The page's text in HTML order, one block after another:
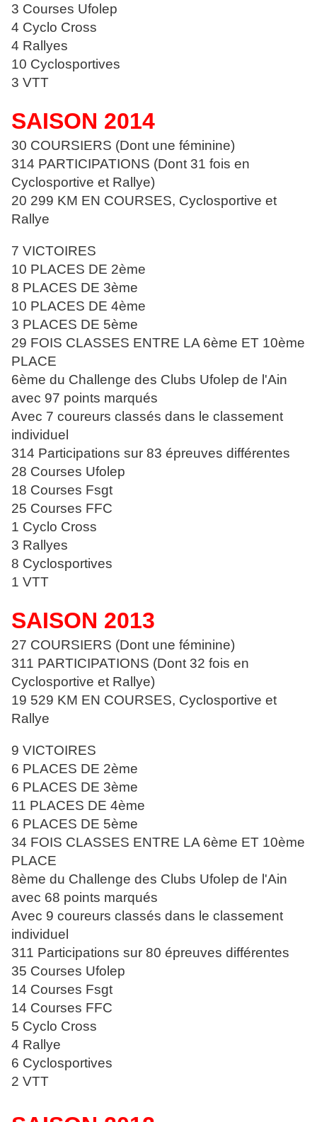
3 Courses Ufolep
4 Cyclo Cross
4 Rallyes
10 Cyclosportives
3 VTT
SAISON 2014
30 COURSIERS (Dont une féminine)
314 PARTICIPATIONS (Dont 31 fois en
Cyclosportive et Rallye)
20 299 KM EN COURSES, Cyclosportive et
Rallye
7 VICTOIRES
10 PLACES DE 2ème
8 PLACES DE 3ème
10 PLACES DE 4ème
3 PLACES DE 5ème
29 FOIS CLASSES ENTRE LA 6ème ET 10ème
PLACE
6ème du Challenge des Clubs Ufolep de l'Ain
avec 97 points marqués
Avec 7 coureurs classés dans le classement
individuel
314 Participations sur 83 épreuves différentes
28 Courses Ufolep
18 Courses Fsgt
25 Courses FFC
1 Cyclo Cross
3 Rallyes
8 Cyclosportives
1 VTT
SAISON 2013
27 COURSIERS (Dont une féminine)
311 PARTICIPATIONS (Dont 32 fois en
Cyclosportive et Rallye)
19 529 KM EN COURSES, Cyclosportive et
Rallye
9 VICTOIRES
6 PLACES DE 2ème
6 PLACES DE 3ème
11 PLACES DE 4ème
6 PLACES DE 5ème
34 FOIS CLASSES ENTRE LA 6ème ET 10ème
PLACE
8ème du Challenge des Clubs Ufolep de l'Ain
avec 68 points marqués
Avec 9 coureurs classés dans le classement
individuel
311 Participations sur 80 épreuves différentes
35 Courses Ufolep
14 Courses Fsgt
14 Courses FFC
5 Cyclo Cross
4 Rallye
6 Cyclosportives
2 VTT